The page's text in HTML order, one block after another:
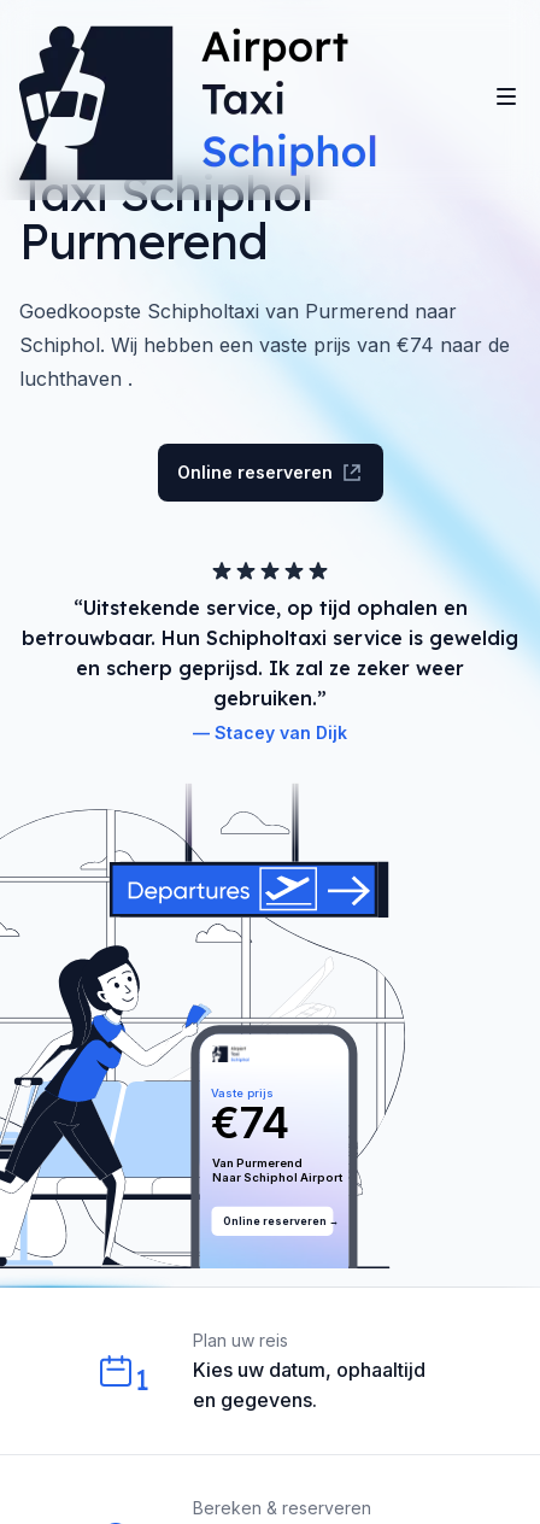
Taxi Schiphol
Purmerend
Goedkoopste Schipholtaxi van Purmerend naar
Schiphol. Wij hebben een vaste prijs van €74 naar de
luchthaven .
Online reserveren
“Uitstekende service, op tijd ophalen en
betrouwbaar. Hun Schipholtaxi service is geweldig
en scherp geprijsd. Ik zal ze zeker weer
gebruiken.”
Stacey van Dijk
Online reserveren →
74
€
Vaste prijs
Van Purmerend
Naar Schiphol Airport
1
Kies uw datum, ophaaltijd
en gegevens.
Plan uw reis
Bereken & reserveren